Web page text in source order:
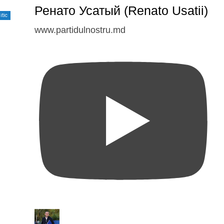
Ренато Усатый (Renato Usatii)
www.partidulnostru.md